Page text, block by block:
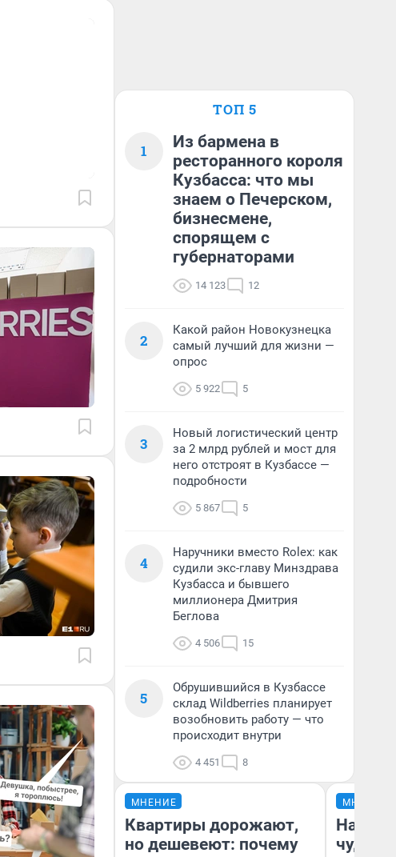
ТОП 5
1
Из бармена в
ресторанного короля
Кузбасса: что мы
знаем о Печерском,
бизнесмене,
спорящем с
губернаторами
14 123 12
2
Какой район Новокузнецка
самый лучший для жизни —
опрос
5 922 5
3
Новый логистический центр
за 2 млрд рублей и мост для
него отстроят в Кузбассе —
подробности
5 867 5
4
Наручники вместо Rolex: как
судили экс-главу Минздрава
Кузбасса и бывшего
миллионера Дмитрия
Беглова
4 506 15
5
Обрушившийся в Кузбассе
склад Wildberries планирует
возобновить работу — что
происходит внутри
4 451 8
МНЕНИЕ
Квартиры дорожают,
но дешевеют: почему
МНЕНИЕ
чудом